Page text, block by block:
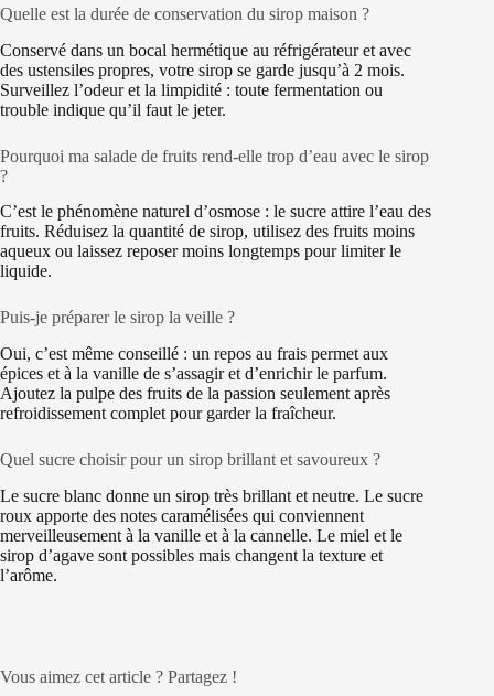
Quelle est la durée de conservation du sirop maison ?
Conservé dans un bocal hermétique au réfrigérateur et avec
des ustensiles propres, votre sirop se garde jusqu’à 2 mois.
Surveillez l’odeur et la limpidité : toute fermenta­tion ou
trouble indique qu’il faut le jeter.
Pourquoi ma salade de fruits rend-elle trop d’eau avec le sirop
?
C’est le phénomène naturel d’osmose : le sucre attire l’eau des
fruits. Réduisez la quantité de sirop, utilisez des fruits moins
aqueux ou laissez reposer moins longtemps pour limiter le
liquide.
Puis‑je préparer le sirop la veille ?
Oui, c’est même conseillé : un repos au frais permet aux
épices et à la vanille de s’assagir et d’enrichir le parfum.
Ajoutez la pulpe des fruits de la passion seulement après
refroidissement complet pour garder la fraîcheur.
Quel sucre choisir pour un sirop brillant et savoureux ?
Le sucre blanc donne un sirop très brillant et neutre. Le sucre
roux apporte des notes caramélisées qui conviennent
merveilleusement à la vanille et à la cannelle. Le miel et le
sirop d’agave sont possibles mais changent la texture et
l’arôme.
Vous aimez cet article ? Partagez !